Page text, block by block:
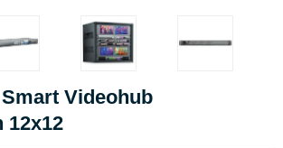
Videohub
12x12